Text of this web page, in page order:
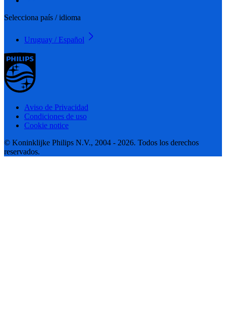
Selecciona país / idioma
Uruguay / Español
Aviso de Privacidad
Condiciones de uso
Cookie notice
© Koninklijke Philips N.V., 2004 - 2026. Todos los derechos
reservados.